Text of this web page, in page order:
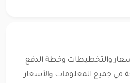
والتخطيطات وخطة الدفع
في جميع المعلومات والأسعار